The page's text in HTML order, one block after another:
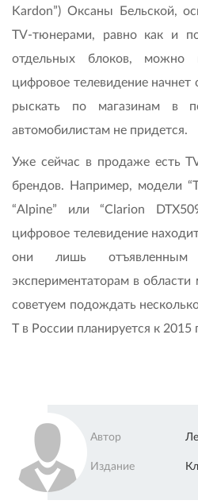
Kardon”) Оксаны Бельской,
TV-тюнерами, равно как и
отдельных блоков, можно
цифровое телевидение
рыскать по магазинам в
автомобилистам не придется.
Уже сейчас в продаже есть
брендов. Например, модели
“Alpine” или “Clarion
цифровое телевидение
они лишь отъявленным
экспериментаторам в
советуем подождать
T в России планируется к 2015
Автор
Издание